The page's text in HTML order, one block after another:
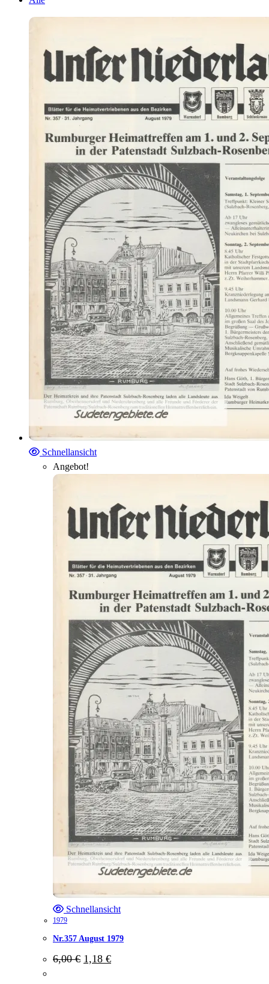
Schnellansicht
Angebot!
Schnellansicht
1979
Nr.357 August 1979
6,00€ Ursprünglicher
Preis
1,18 €Aktueller
Preis